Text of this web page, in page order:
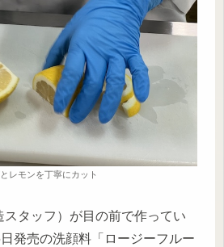
レモンを丁寧にカット
タッフ）が目の前で作ってい
発売の洗顔料「ロージーフルー